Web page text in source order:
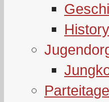
Parteitage